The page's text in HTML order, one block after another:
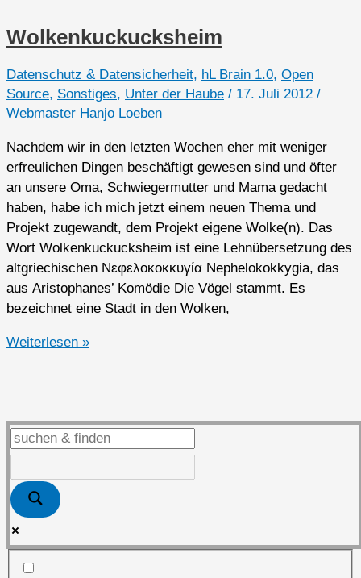
Wolkenkuckucksheim
Datenschutz & Datensicherheit, hL Brain 1.0, Open
Source, Sonstiges, Unter der Haube / 17. Juli 2012 /
Webmaster Hanjo Loeben
Nachdem wir in den letzten Wochen eher mit weniger
erfreulichen Dingen beschäftigt gewesen sind und öfter
an unsere Oma, Schwiegermutter und Mama gedacht
haben, habe ich mich jetzt einem neuen Thema und
Projekt zugewandt, dem Projekt eigene Wolke(n). Das
Wort Wolkenkuckucksheim ist eine Lehnübersetzung des
altgriechischen Νεφελοκοκκυγία Nephelokokkygia, das
aus Aristophanes’ Komödie Die Vögel stammt. Es
bezeichnet eine Stadt in den Wolken,
Wolkenkuckucksheim
Weiterlesen »